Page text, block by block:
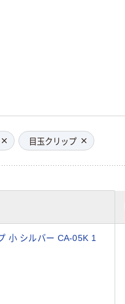
目玉クリップ
小 シルバー CA-05K 1